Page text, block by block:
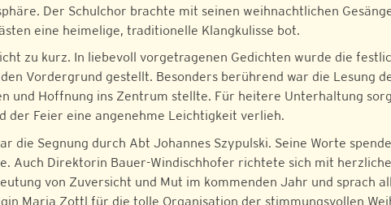
Der Schulchor brachte mit seinen weihnachtlichen
eine heimelige, traditionelle Klangkulisse bot.
zu kurz. In liebevoll vorgetragenen Gedichten wurde die
Vordergrund gestellt. Besonders berührend war die Lesung
und Hoffnung ins Zentrum stellte. Für heitere Unterhaltung
der Feier eine angenehme Leichtigkeit verlieh.
Segnung durch Abt Johannes Szy­pul­ski. Seine Worte
Auch Direktorin Bauer-Windischhofer richtete sich mit
von Zuversicht und Mut im kommenden Jahr und sprach
Maria Zottl für die tolle Organisation der stimmungsvollen